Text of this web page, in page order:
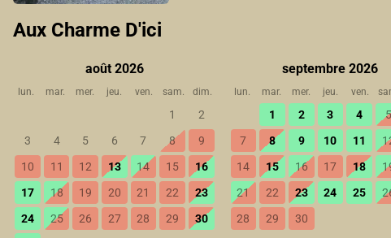
Aux Charme D'ici
août 2026
lun. mar. mer. jeu. ven. sam. dim.
1
2
3
4 5 6 7 8
9
10
11 12 13 14 15
16
17
18 19 20 21 22
23
24
25 26 27 28 29
30
septembre 2026
lun. mar. mer. jeu. ven.
1 2 3 4 5
7
8 9 10 11
14
15 16 17 18
21
22 23 24 25
28
29 30